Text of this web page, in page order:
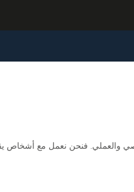
والعملي. فنحن نعمل مع أشخاص